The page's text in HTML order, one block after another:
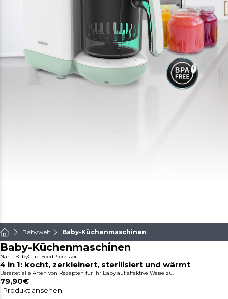
Babywelt Baby-Küchenmaschinen
Baby-Küchenmaschinen
Nana BabyCare FoodProcessor
4 in 1: kocht, zerkleinert, sterilisiert und wärmt
Bereitet alle Arten von Rezepten für Ihr Baby auf effektive Weise zu.
79,90€
Produkt ansehen